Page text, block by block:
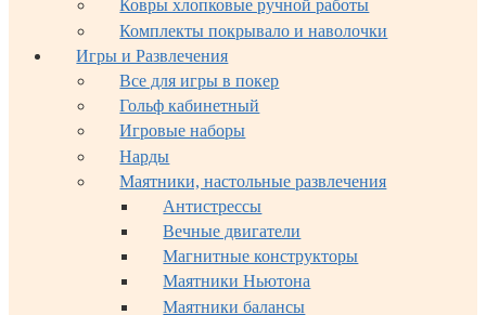
Ковры хлопковые ручной работы
Комплекты покрывало и наволочки
Игры и Развлечения
Все для игры в покер
Гольф кабинетный
Игровые наборы
Нарды
Маятники, настольные развлечения
Антистрессы
Вечные двигатели
Магнитные конструкторы
Маятники Ньютона
Маятники балансы